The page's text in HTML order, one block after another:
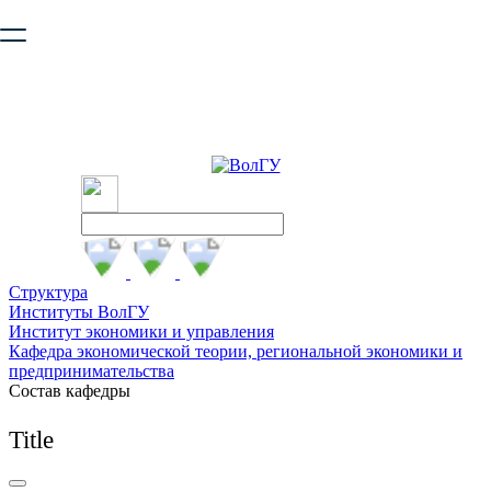
безопасную работу с сайтом. Пожалуйста
Структура
Институты ВолГУ
Институт экономики и управления
Кафедра экономической теории, региональной экономики и
предпринимательства
Состав кафедры
Title